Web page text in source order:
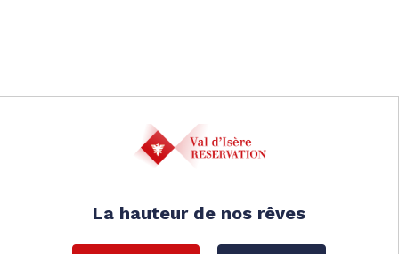
La hauteur de nos rêves